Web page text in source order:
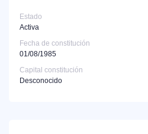
Estado
Activa
Fecha de constitución
01/08/1985
Capital constitución
Desconocido